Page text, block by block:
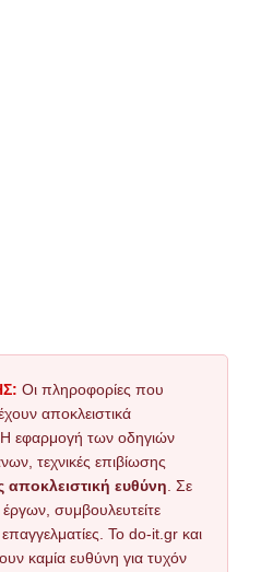
Οι πληροφορίες που
αποκλειστικά
εφαρμογή των οδηγιών
τεχνικές επιβίωσης
αποκλειστική ευθύνη . Σε
συμβουλευτείτε
Το do-it.gr και
καμία ευθύνη για τυχόν